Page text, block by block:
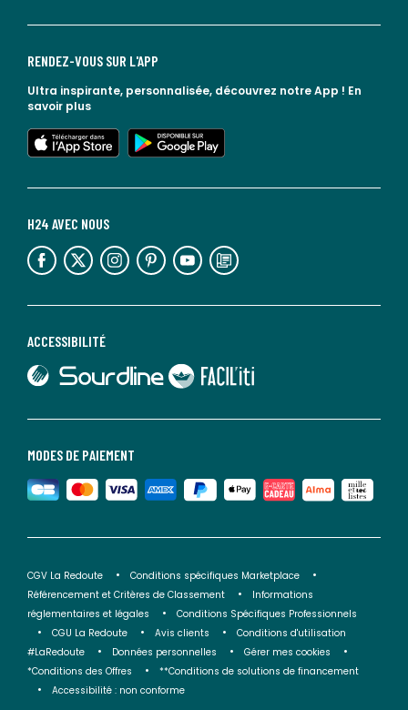
MODES DE PAIEMENT
ACCESSIBILITÉ
lien vers Sourdline
lien vers Faciliti
H24 AVEC NOUS
lien vers l'espace réseaux sociaux lien vers l'espace réseaux sociaux lien vers l'espace réseaux sociaux lien vers l'espace réseaux sociaux lien vers l'espace réseaux sociaux lien vers le blog la redoute
RENDEZ-VOUS SUR L'APP
Ultra inspirante, personnalisée, découvrez notre App ! En
savoir plus
lien vers l'app store
lien vers google play
CGV La Redoute
Conditions spécifiques Marketplace
Référencement et Critères de Classement
Informations
réglementaires et légales
Conditions Spécifiques Professionnels
CGU La Redoute
Avis clients
Conditions d'utilisation
#LaRedoute
Données personnelles
Gérer mes cookies
*Conditions des Offres
**Conditions de solutions de financement
Accessibilité : non conforme